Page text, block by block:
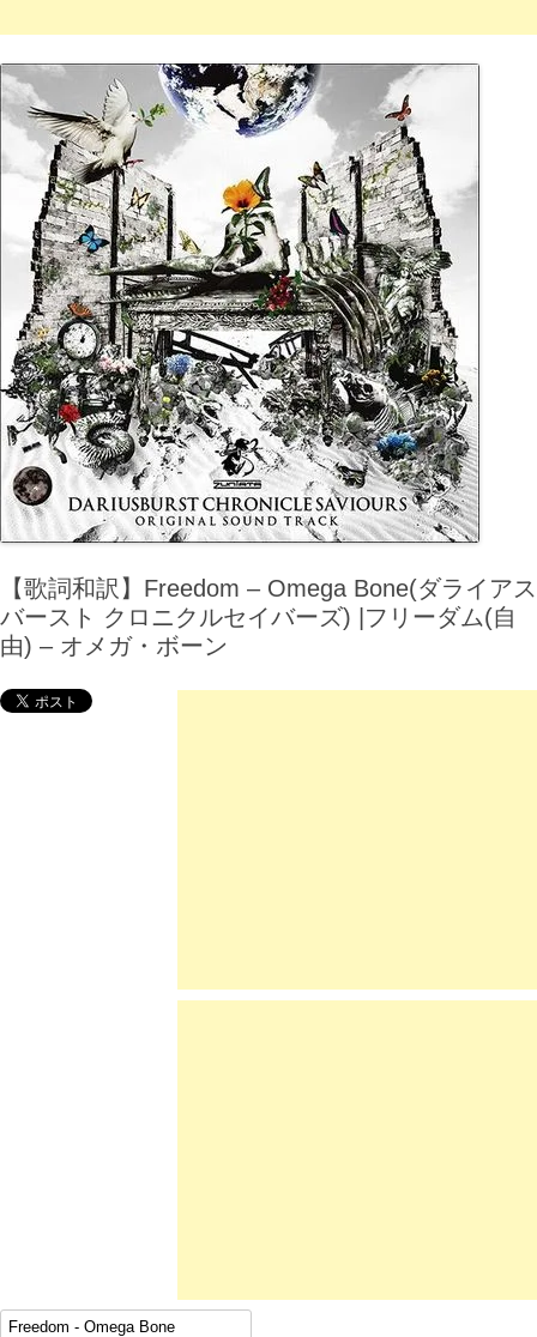
【歌詞和訳】Freedom – Omega Bone(ダライアス
バースト クロニクルセイバーズ) |フリーダム(自
由) – オメガ・ボーン